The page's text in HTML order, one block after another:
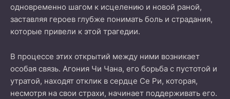
одновременно шагом к исцелению и новой раной,
заставляя героев глубже понимать боль и страдания,
которые привели к этой трагедии.
В процессе этих открытий между ними возникает
особая связь. Агония Чи Чана, его борьба с пустотой и
утратой, находят отклик в сердце Се Ри, которая,
несмотря на свои страхи, начинает поддерживать его.